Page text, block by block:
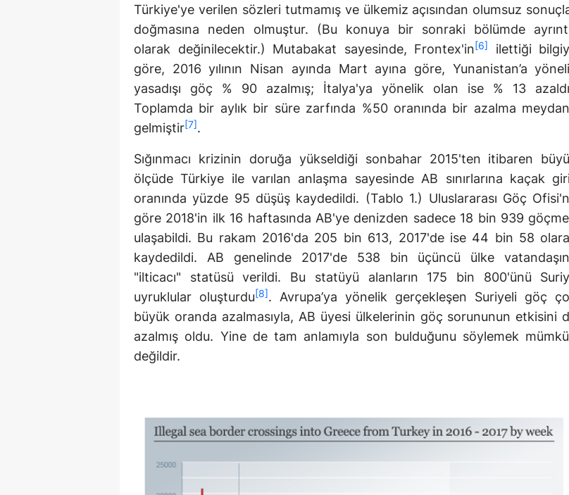
Türkiye'ye verilen sözleri tutmamış ve ülkemiz açısından olumsuz
doğmasına neden olmuştur. (Bu konuya bir sonraki bölümde
olarak değinilecektir.) Mutabakat sayesinde, Frontex'in [6]
ilettiği
göre, 2016 yılının Nisan ayında Mart ayına göre, Yunanistan’a
yasadışı göç % 90 azalmış; İtalya'ya yönelik olan ise % 13
Toplamda bir aylık bir süre zarfında %50 oranında bir azalma
gelmiştir[7] .
Sığınmacı krizinin doruğa yükseldiği sonbahar 2015'ten itibaren
ölçüde Türkiye ile varılan anlaşma sayesinde AB sınırlarına kaçak
oranında yüzde 95 düşüş kaydedildi. (Tablo 1.) Uluslararası Göç
göre 2018'in ilk 16 haftasında AB'ye denizden sadece 18 bin 939
ulaşabildi. Bu rakam 2016'da 205 bin 613, 2017'de ise 44 bin 58
kaydedildi. AB genelinde 2017'de 538 bin üçüncü ülke
"ilticacı" statüsü verildi. Bu statüyü alanların 175 bin 800'ünü
uyruklular oluşturdu [8] . Avrupa’ya yönelik gerçekleşen Suriyeli göç
büyük oranda azalmasıyla, AB üyesi ülkelerinin göç sorununun etkisini
azalmış oldu. Yine de tam anlamıyla son bulduğunu söylemek
değildir.